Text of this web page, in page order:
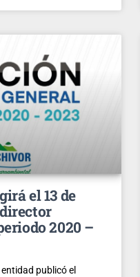
el 13 de
2020 –
publicó el